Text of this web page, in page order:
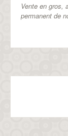
Vente en gros,
permanent de